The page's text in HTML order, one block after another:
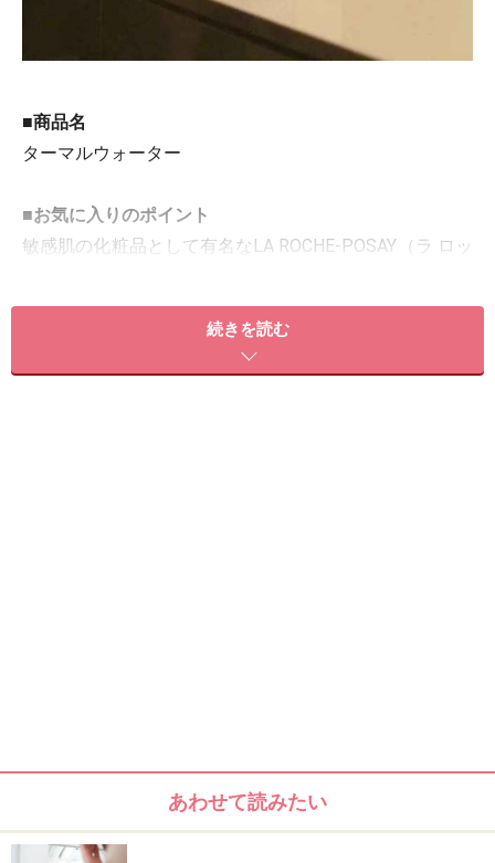
■商品名
ターマルウォーター
■お気に入りのポイント
敏感肌の化粧品として有名なLA ROCHE-POSAY（ラ ロッ
実は、使ったことがなかったのですが、姉からおみやげ
としてもらったので、使ってみました。
使ってみたところ、使用感の良さに最近では毎日使って
フランスでは皮膚科医が導入しているメーカーだそう
で、その良さも使ってみて納得しました。
続きを読む
あわせて読みたい